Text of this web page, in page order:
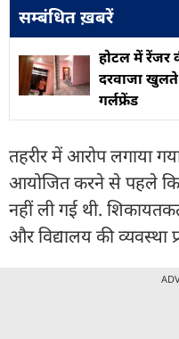
सम्बंधित ख़बरें
होटल में रेंजर
दरवाजा
गर्लफ्रेंड
तहरीर में आरोप लगाया
आयोजित करने से पहले
नहीं ली गई थी.
और विद्यालय की व्यवस्था